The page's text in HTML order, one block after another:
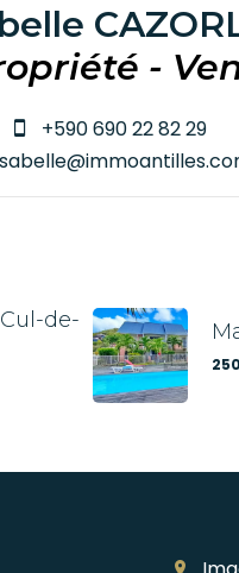
-
+590 690 22 82 29
de-